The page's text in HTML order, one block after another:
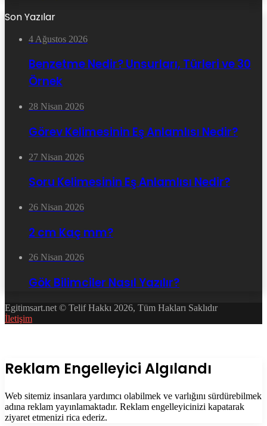
Son Yazılar
4 Ağustos 2026
Benzetme Nedir? Unsurları, Türleri ve 30
Örnek
28 Nisan 2026
Görev Kelimesinin Eş Anlamlısı Nedir?
27 Nisan 2026
Soru Kelimesinin Eş Anlamlısı Nedir?
26 Nisan 2026
2 cm Kaç mm?
26 Nisan 2026
Gök Bilimciler Nasıl Yazılır?
Egitimsart.net © Telif Hakkı 2026, Tüm Hakları Saklıdır
İletişim
Kapalı
Reklam Engelleyici Algılandı
Web sitemiz insanlara yardımcı olabilmek ve varlığını sürdürebilmek
adına reklam yayınlamaktadır. Reklam engelleyicinizi kapatarak
ziyaret etmenizi rica ederiz.